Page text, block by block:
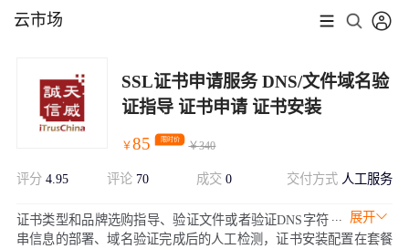
云市场
SSL证书申请服务 DNS/文件域名验
证指导 证书申请 证书安装
￥85 限时价
￥340
评分 4.95 评论 70 成交0 交付方式 人工服务
展开
证书类型和品牌选购指导、验证文件或者验证DNS字符
串信息的部署、域名验证完成后的人工检测，证书安装配置在套餐